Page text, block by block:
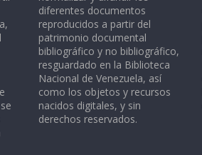
diferentes documentos
reproducidos a partir del
patrimonio documental
bibliográfico y no bibliográfico,
resguardado en la Biblioteca
Nacional de Venezuela, así
como los objetos y recursos
nacidos digitales, y sin
derechos reservados.